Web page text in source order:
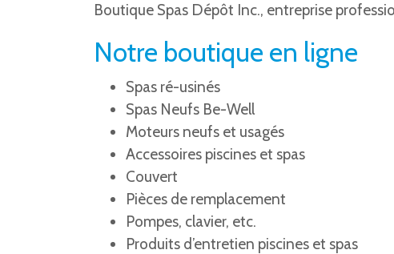
Boutique Spas Dépôt Inc., entreprise
Notre boutique en ligne
Spas ré-usinés
Spas Neufs Be-Well
Moteurs neufs et usagés
Accessoires piscines et spas
Couvert
Pièces de remplacement
Pompes, clavier, etc.
Produits d’entretien piscines et spas